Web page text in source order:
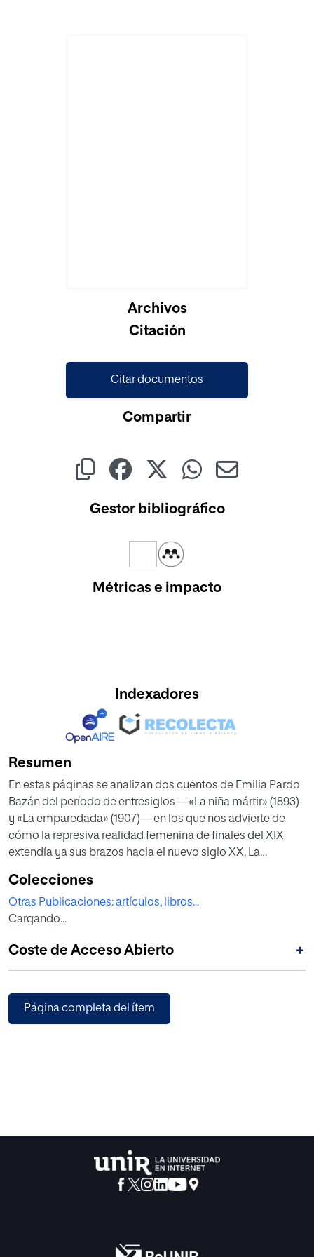
Archivos
Citación
Citar documentos
Compartir
Gestor bibliográfico
Métricas e impacto
Indexadores
Resumen
En estas páginas se analizan dos cuentos de Emilia Pardo
Bazán del período de entresiglos —«La niña mártir» (1893)
y «La emparedada» (1907)— en los que nos advierte de
cómo la represiva realidad femenina de finales del XIX
extendía ya sus brazos hacia el nuevo siglo XX. La
cidencia simbólica del cautiverio femenino y en el tiempo
en que fueron escritos, una época especialmente
fascinante de la literatura a la que, una vez más, Pardo
con ella de manera magistral: el Fin de Siglo.
Colecciones
Otras Publicaciones: artículos, libros...
Cargando...
Coste de Acceso Abierto +
Página completa del ítem